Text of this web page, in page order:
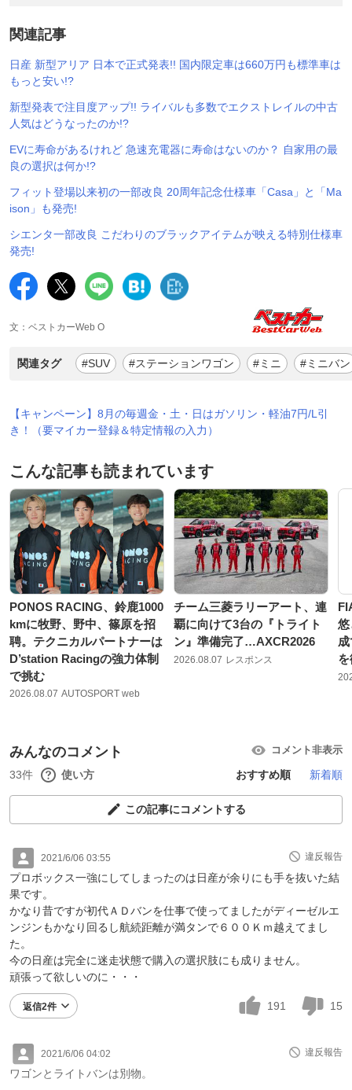
関連記事
日産 新型アリア 日本で正式発表!! 国内限定車は660万円も標準車は
もっと安い!?
新型発表で注目度アップ!! ライバルも多数でエクストレイルの中古
人気はどうなったのか!?
EVに寿命があるけれど 急速充電器に寿命はないのか？ 自家用の最
良の選択は何か!?
フィット登場以来初の一部改良 20周年記念仕様車「Casa」と「Ma
ison」も発売!
シエンタ一部改良 こだわりのブラックアイテムが映える特別仕様車
発売!
文：ベストカーWeb O
関連タグ #SUV #ステーションワゴン #ミニ #ミニバン
【キャンペーン】8月の毎週金・土・日はガソリン・軽油7円/L引
き！（要マイカー登録＆特定情報の入力）
こんな記事も読まれています
PONOS RACING、鈴鹿1000
kmに牧野、野中、篠原を招
聘。テクニカルパートナーは
D’station Racingの強力体制
で挑む
2026.08.07 AUTOSPORT web
チーム三菱ラリーアート、連
覇に向けて3台の『トライト
ン』準備完了…AXCR2026
2026.08.07 レスポンス
悠
みんなのコメント コメント非表示
33件 使い方 おすすめ順 新着順
この記事にコメントする
2021/6/06 03:55 違反報告
プロボックス一強にしてしまったのは日産が余りにも手を抜いた結
果です。
かなり昔ですが初代ＡＤバンを仕事で使ってましたがディーゼルエ
ンジンもかなり回るし航続距離が満タンで６００Ｋｍ越えてまし
た。
今の日産は完全に迷走状態で購入の選択肢にも成りません。
頑張って欲しいのに・・・
返信2件 191 15
2021/6/06 04:02 違反報告
ワゴンとライトバンは別物。